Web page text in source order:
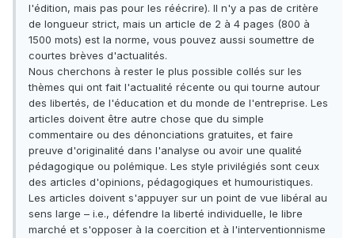
l'édition, mais pas pour les réécrire). Il n'y a pas de critère
de longueur strict, mais un article de 2 à 4 pages (800 à
1500 mots) est la norme, vous pouvez aussi soumettre de
courtes brèves d'actualités.
Nous cherchons à rester le plus possible collés sur les
thèmes qui ont fait l'actualité récente ou qui tourne autour
des libertés, de l'éducation et du monde de l'entreprise. Les
articles doivent être autre chose que du simple
commentaire ou des dénonciations gratuites, et faire
preuve d'originalité dans l'analyse ou avoir une qualité
pédagogique ou polémique. Les style privilégiés sont ceux
des articles d'opinions, pédagogiques et humouristiques.
Les articles doivent s'appuyer sur un point de vue libéral au
sens large – i.e., défendre la liberté individuelle, le libre
marché et s'opposer à la coercition et à l'interventionnisme